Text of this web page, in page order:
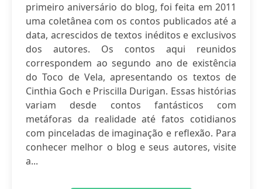
primeiro aniversário do blog, foi feita em 2011
uma coletânea com os contos publicados até a
data, acrescidos de textos inéditos e exclusivos
dos autores. Os contos aqui reunidos
correspondem ao segundo ano de existência
do Toco de Vela, apresentando os textos de
Cinthia Goch e Priscilla Durigan. Essas histórias
variam desde contos fantásticos com
metáforas da realidade até fatos cotidianos
com pinceladas de imaginação e reflexão. Para
conhecer melhor o blog e seus autores, visite
a...